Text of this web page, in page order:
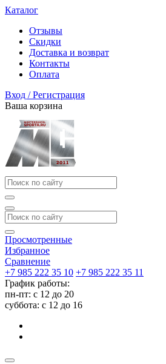
Каталог
Отзывы
Скидки
Доставка и возврат
Контакты
Оплата
Вход / Регистрация
Ваша корзина
Просмотренные
Избранное
Сравнение
+7 985 222 35 10 +7 985 222 35 11
График работы:
пн-пт: с 12 до 20
суббота: c 12 до 16